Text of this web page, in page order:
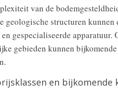
van de
geologische structuren
gespecialiseerde
gebieden kunnen
en bijkomende